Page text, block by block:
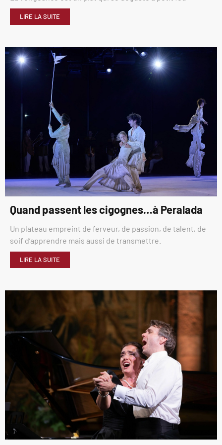
LIRE LA SUITE
Quand passent les cigognes…à Peralada
Un plateau empreint de ferveur, de passion, de talent, de
soif d’apprendre mais aussi de transmettre.
LIRE LA SUITE